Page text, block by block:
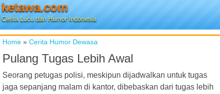
ketawa.com
Cerita Lucu dan Humor Indonesia
Home » Cerita Humor Dewasa
Pulang Tugas Lebih Awal
Seorang petugas polisi, meskipun dijadwalkan untuk tugas
jaga sepanjang malam di kantor, dibebaskan dari tugas lebih